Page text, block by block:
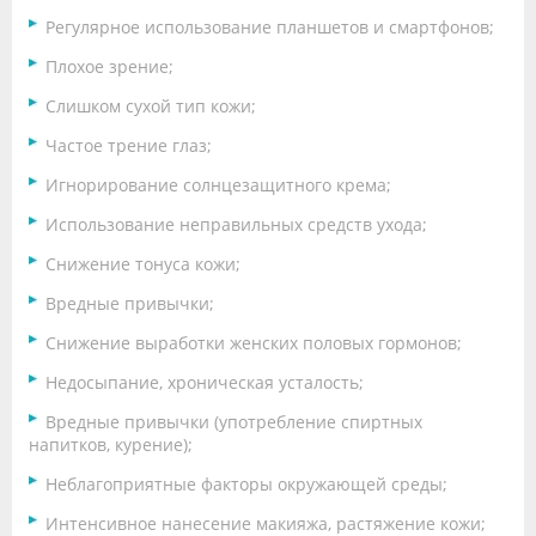
Регулярное использование планшетов и смартфонов;
Плохое зрение;
Слишком сухой тип кожи;
Частое трение глаз;
Игнорирование солнцезащитного крема;
Использование неправильных средств ухода;
Снижение тонуса кожи;
Вредные привычки;
Снижение выработки женских половых гормонов;
Недосыпание, хроническая усталость;
Вредные привычки (употребление спиртных
напитков, курение);
Неблагоприятные факторы окружающей среды;
Интенсивное нанесение макияжа, растяжение кожи;